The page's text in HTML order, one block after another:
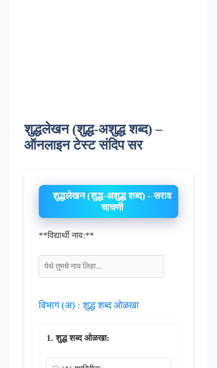
शुद्धलेखन (शुद्ध-अशुद्ध शब्द) –
ऑनलाइन टेस्ट संदिप सर
शुद्धलेखन (शुद्ध-अशुद्ध शब्द) - सराव
चाचणी
**विद्यार्थी नाव:**
विभाग (अ) : शुद्ध शब्द ओळखा
शुद्ध शब्द ओळखा: